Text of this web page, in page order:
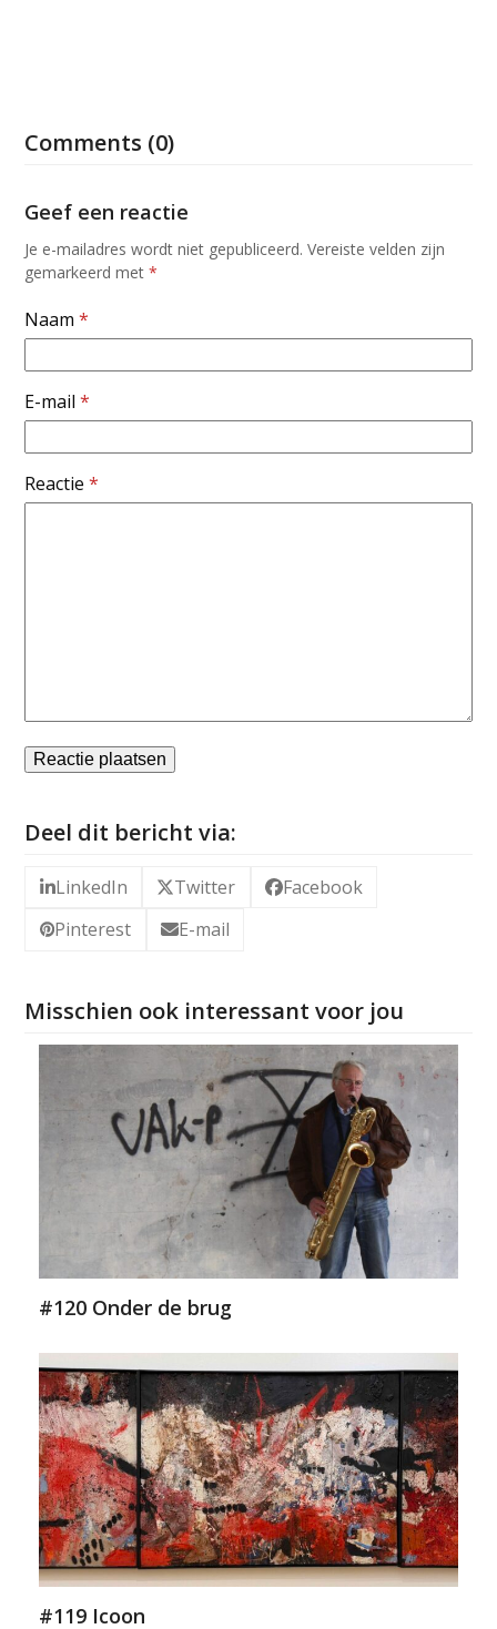
Comments (0)
Geef een reactie
Je e-mailadres wordt niet gepubliceerd. Vereiste velden zijn
gemarkeerd met*
Naam*
E-mail*
Reactie*
Deel dit bericht via:
LinkedIn Twitter
Facebook
Pinterest
E-mail
Misschien ook interessant voor jou
#120 Onder de brug
#119 Icoon